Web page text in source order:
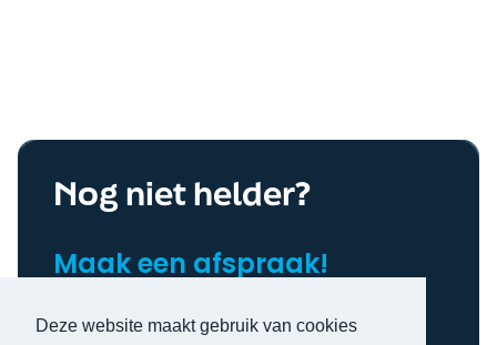
Deze website maakt gebruik van cookies
Nog niet helder?
Maak een afspraak!